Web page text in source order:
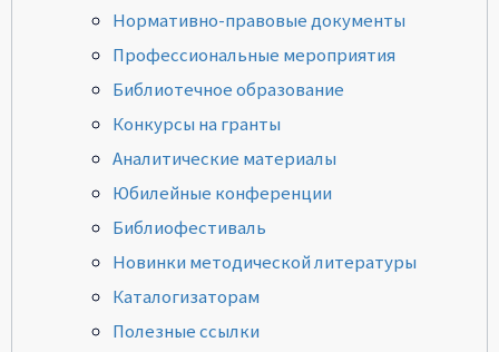
Нормативно-правовые документы
Профессиональные мероприятия
Библиотечное образование
Конкурсы на гранты
Аналитические материалы
Юбилейные конференции
Библиофестиваль
Новинки методической литературы
Каталогизаторам
Полезные ссылки